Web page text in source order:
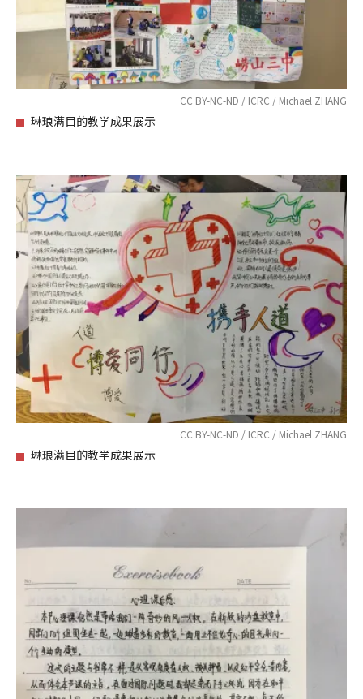
CC BY-NC-ND / ICRC / Michael ZHANG
琳琅满目的教学成果展示
CC BY-NC-ND / ICRC / Michael ZHANG
琳琅满目的教学成果展示